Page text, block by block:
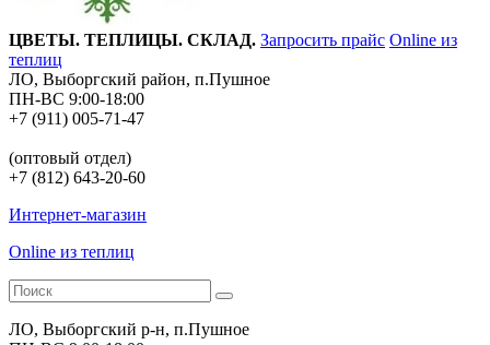
ЦВЕТЫ. ТЕПЛИЦЫ. СКЛАД. Запросить прайс Online из
теплиц
ЛО, Выборгский район, п.Пушное
ПН-ВС 9:00-18:00
+7 (911) 005-71-47
(оптовый отдел)
+7 (812) 643-20-60
Интернет-магазин
Online из теплиц
ЛО, Выборгский р-н, п.Пушное